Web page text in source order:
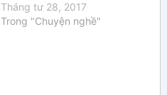
Tháng tư 28, 2017
Trong "Chuyện nghề"